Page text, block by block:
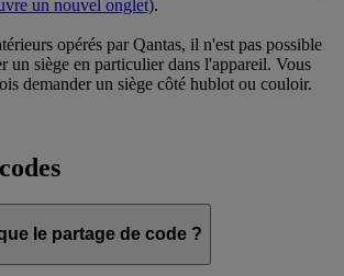
un nouvel onglet).
opérés par Qantas, il n'est pas possible
un siège en particulier dans l'appareil. Vous
demander un siège côté hublot ou couloir.
le partage de code ?